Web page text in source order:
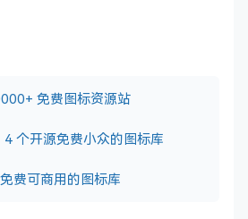
免费图标资源站
个开源免费小众的图标库
费可商用的图标库